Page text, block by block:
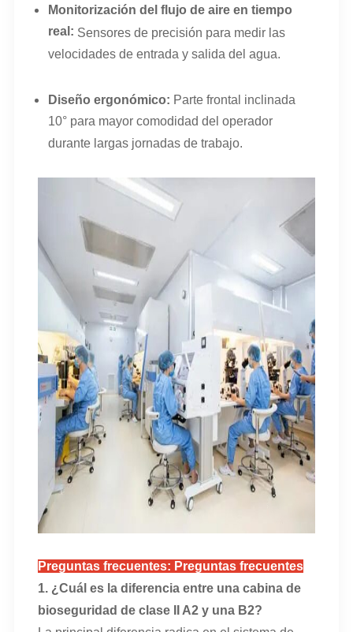
Monitorización del flujo de aire en tiempo
real: Sensores de precisión para medir las
velocidades de entrada y salida del agua.
Diseño ergonómico: Parte frontal inclinada
10° para mayor comodidad del operador
durante largas jornadas de trabajo.
Preguntas frecuentes: Preguntas frecuentes
1. ¿Cuál es la diferencia entre una cabina de
bioseguridad de clase II A2 y una B2?